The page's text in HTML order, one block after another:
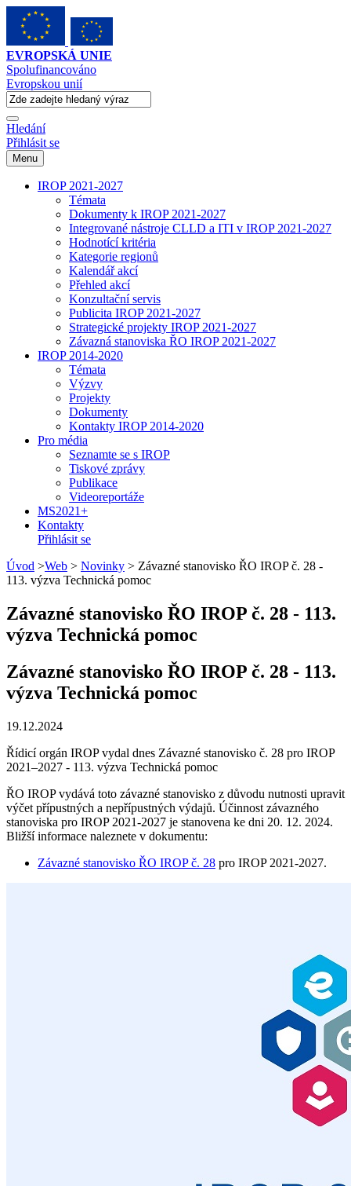
EVROPSKÁ UNIE
Spolufinancováno
Evropskou unií
Hledání
Přihlásit se
Menu
IROP 2021-2027
Témata
Dokumenty k IROP 2021-2027
Integrované nástroje CLLD a ITI v IROP 2021-2027
Hodnotící kritéria
Kategorie regionů
Kalendář akcí
Přehled akcí
Konzultační servis
Publicita IROP 2021-2027
Strategické projekty IROP 2021-2027
Závazná stanoviska ŘO IROP 2021-2027
IROP 2014-2020
Témata
Výzvy
Projekty
Dokumenty
Kontakty IROP 2014-2020
Pro média
Seznamte se s IROP
Tiskové zprávy
Publikace
Videoreportáže
MS2021+
Kontakty
Přihlásit se
Úvod >Web > Novinky > Závazné stanovisko ŘO IROP č. 28 -
113. výzva Technická pomoc
Závazné stanovisko ŘO IROP č. 28 - 113.
výzva Technická pomoc
Závazné stanovisko ŘO IROP č. 28 - 113.
výzva Technická pomoc
19.12.2024
Řídicí orgán IROP vydal dnes Závazné stanovisko č. 28 pro IROP
2021–2027 - 113. výzva Technická pomoc
ŘO IROP vydává toto závazné stanovisko z důvodu nutnosti upravit
výčet přípustných a nepřípustných výdajů. Účinnost závazného
stanoviska pro IROP 2021-2027 je stanovena ke dni 20. 12. 2024.
Bližší informace naleznete v dokumentu:
Závazné stanovisko ŘO IROP č. 28 pro IROP 2021-2027.